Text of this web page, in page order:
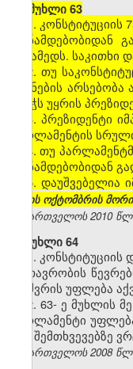
მუხლი 63
1.
თანამდებობიდან
მესამედს.
2. თუ
ნიშნების
კენჭს უყრის
3. პრეზიდენტი
პარლამენტის
4. თუ
თანამდებობიდან
5. დაუშვებელია
წლის ოქტომბრის
საქართველოს 2010
მუხლი 64
1. კონსტიტუციის
მთავრობის
აღძვრის უფლება
2. 63- ე მუხლის მე
პარლამენტი
შემთხვევებზე
საქართველოს 2008